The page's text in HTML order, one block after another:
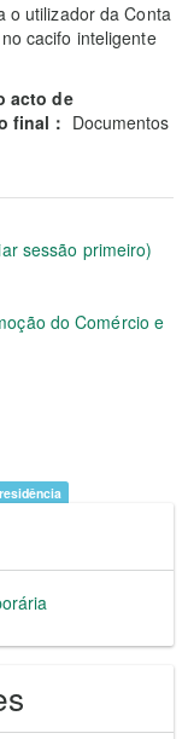
utilizador da Conta
cacifo inteligente
acto de
final： Documentos
sessão primeiro)
do Comércio e